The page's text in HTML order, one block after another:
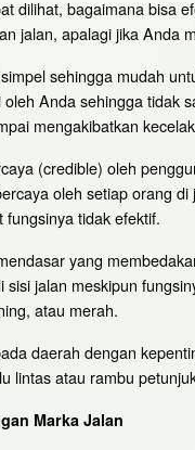
dilihat, bagaimana bisa
jalan, apalagi jika Anda
sehingga mudah
oleh Anda sehingga tidak
mengakibatkan
(credible) oleh
oleh setiap orang
fungsinya tidak efektif.
yang
sisi jalan meskipun
atau merah.
daerah dengan
lintas atau rambu
Marka Jalan